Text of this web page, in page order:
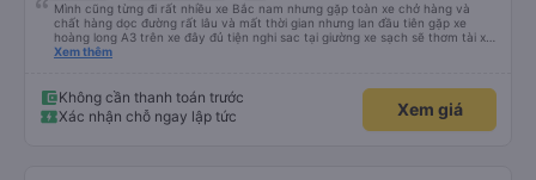
Mình cũng từng đi rất nhiều xe Bắc nam nhưng gặp toàn xe chở hàng và
chất hàng dọc đường rất lâu và mất thời gian nhưng lan đầu tiên gặp xe
hoàng long A3 trên xe đây đủ tiện nghi sac tại giường xe sạch sẽ thơm tài xế
lo xe thoải mái vui tính sẽ con ung hô nhe
Xem thêm
Không cần thanh toán trước
Xác nhận chỗ ngay lập tức
Xem giá